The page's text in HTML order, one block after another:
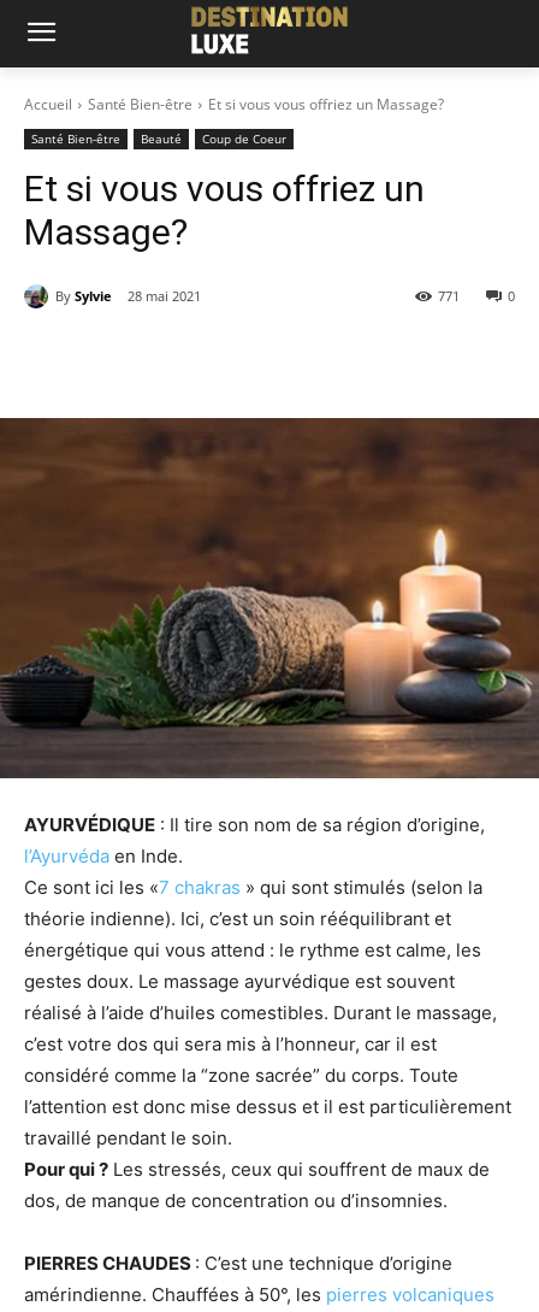
Accueil Santé Bien-être Et si vous vous offriez un Massage?
Santé Bien-être Beauté Coup de Coeur
Et si vous vous offriez un
Massage?
By Sylvie 28 mai 2021 0
771
AYURVÉDIQUE : Il tire son nom de sa région d’origine,
l’Ayurvéda en Inde.
Ce sont ici les «7 chakras » qui sont stimulés (selon la
théorie indienne). Ici, c’est un soin rééquilibrant et
énergétique qui vous attend : le rythme est calme, les
gestes doux. Le massage ayurvédique est souvent
réalisé à l’aide d’huiles comestibles. Durant le massage,
c’est votre dos qui sera mis à l’honneur, car il est
considéré comme la “zone sacrée” du corps. Toute
l’attention est donc mise dessus et il est particulièrement
travaillé pendant le soin.
Pour qui ? Les stressés, ceux qui souffrent de maux de
dos, de manque de concentration ou d’insomnies.
PIERRES CHAUDES : C’est une technique d’origine
amérindienne. Chauffées à 50°, les pierres volcaniques